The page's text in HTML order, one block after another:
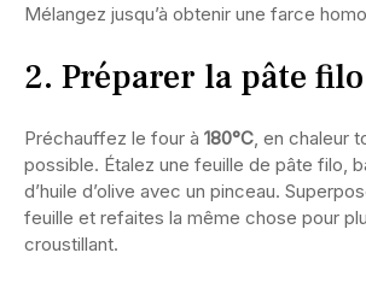
Mélangez jusqu’à obtenir une farce
2. Préparer la pâte filo
Préchauffez le four à 180°C , en chaleur
possible. Étalez une feuille de pâte filo,
d’huile d’olive avec un pinceau.
feuille et refaites la même chose pour
croustillant.